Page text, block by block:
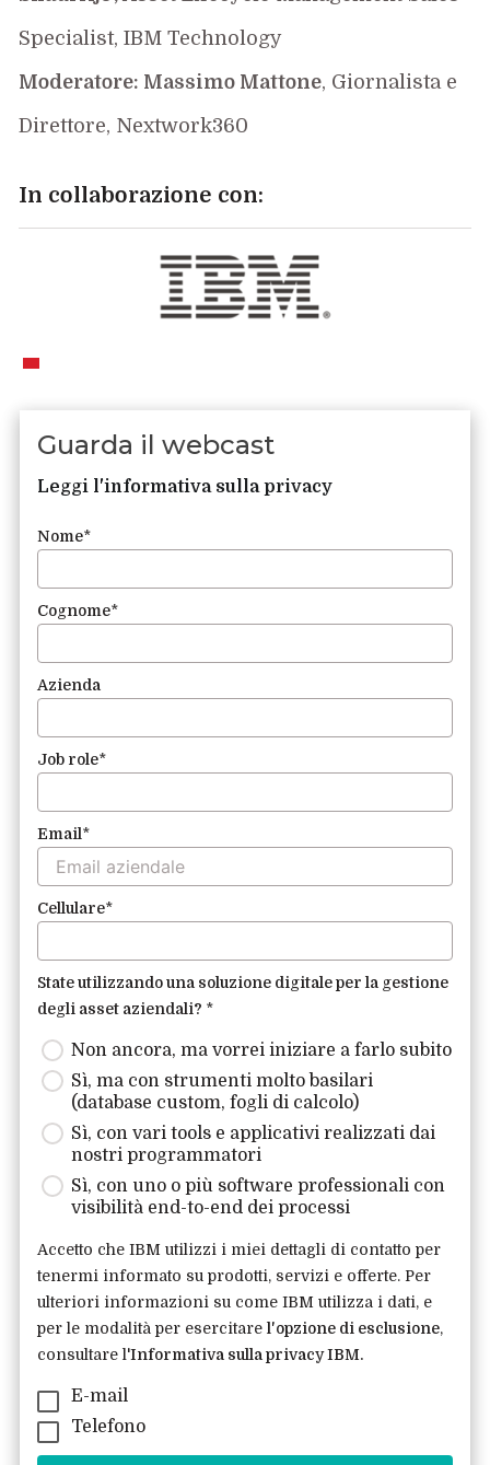
Specialist, IBM Technology
Moderatore: Massimo Mattone, Giornalista e
Direttore, Nextwork360
In collaborazione con:
Guarda il webcast
Leggi l'informativa sulla privacy
Nome*
Cognome*
Azienda
Job role*
Email *
Cellulare*
State utilizzando una soluzione digitale per la gestione
degli asset aziendali? *
Non ancora, ma vorrei iniziare a farlo subito
Sì, ma con strumenti molto basilari
(database custom, fogli di calcolo)
Sì, con vari tools e applicativi realizzati dai
nostri programmatori
Sì, con uno o più software professionali con
visibilità end-to-end dei processi
Accetto che IBM utilizzi i miei dettagli di contatto per
tenermi informato su prodotti, servizi e offerte. Per
ulteriori informazioni su come IBM utilizza i dati, e
per le modalità per esercitarel'opzione di esclusione,
consultarel'Informativa sulla privacy IBM.
E-mail
Telefono